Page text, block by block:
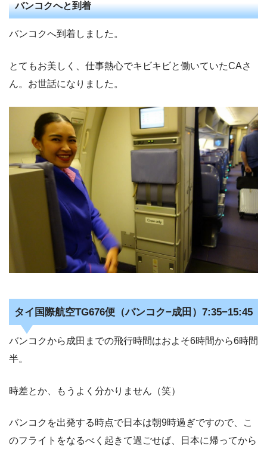
バンコクへと到着
バンコクへ到着しました。
とてもお美しく、仕事熱心でキビキビと働いていたCAさ
ん。お世話になりました。
タイ国際航空TG676便（バンコク−成田）7:35−15:45
バンコクから成田までの飛行時間はおよそ6時間から6時間
半。
時差とか、もうよく分かりません（笑）
バンコクを出発する時点で日本は朝9時過ぎですので、こ
のフライトをなるべく起きて過ごせば、日本に帰ってから